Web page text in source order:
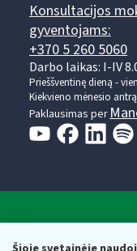
Konsultacijos
gyventojams:
+370 5 260 5060
Darbo laikas: I-IV
Prieššventinę dieną -
Kiekvieno mėnesio
Paklausimas per
Valstybinė